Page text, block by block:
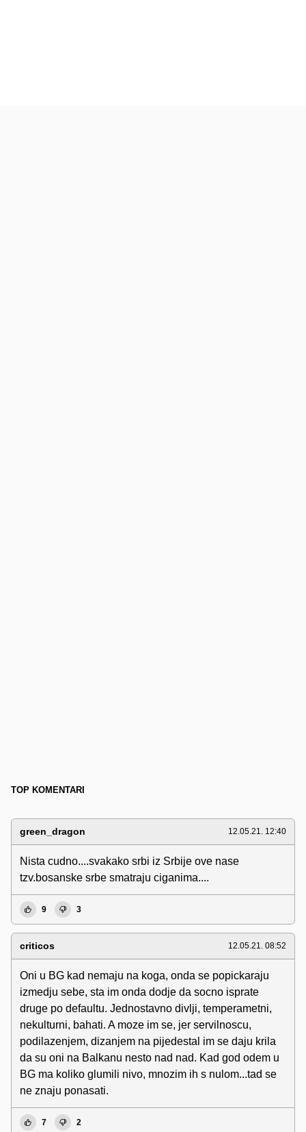
TOP KOMENTARI
green_dragon 12.05.21. 12:40
Nista cudno....svakako srbi iz Srbije ove nase
tzv.bosanske srbe smatraju ciganima....
9 3
criticos 12.05.21. 08:52
Oni u BG kad nemaju na koga, onda se popickaraju
izmedju sebe, sta im onda dodje da socno isprate
druge po defaultu. Jednostavno divlji, temperametni,
nekulturni, bahati. A moze im se, jer servilnoscu,
podilazenjem, dizanjem na pijedestal im se daju krila
da su oni na Balkanu nesto nad nad. Kad god odem u
BG ma koliko glumili nivo, mnozim ih s nulom...tad se
ne znaju ponasati.
7 2